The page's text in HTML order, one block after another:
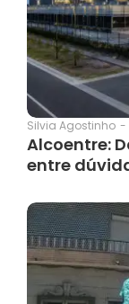
Silvia Agostinho -
Alcoentre:
entre